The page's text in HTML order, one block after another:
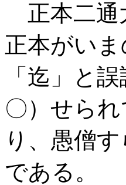
正本二通
正本がい
「迄」と
〇）せら
り、愚僧
である。